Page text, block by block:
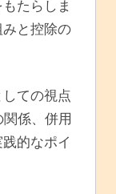
たらしま
と控除の
ての視点
係、併用
的なポイ